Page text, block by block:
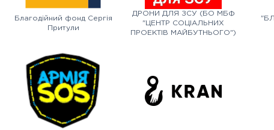
Благодійний фонд Сергія
Притули
ДРОНИ ДЛЯ ЗСУ (БО МБФ
"ЦЕНТР СОЦІАЛЬНИХ
ПРОЕКТІВ МАЙБУТНЬОГО")